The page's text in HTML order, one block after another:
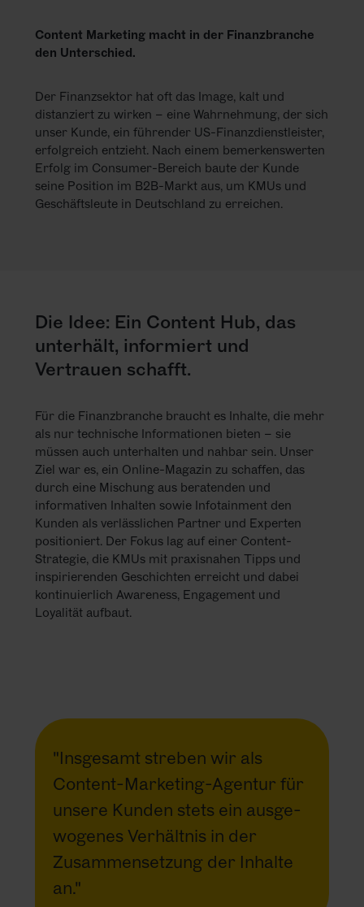
Content Marketing macht in der Finanzbranche
den Unterschied.
Der Finanzsektor hat oft das Image, kalt und
distanziert zu wirken – eine Wahrnehmung, der sich
unser Kunde, ein führender US-Finanzdienstleister,
erfolgreich entzieht. Nach einem bemerkenswerten
Erfolg im Consumer-Bereich baute der Kunde
seine Position im B2B-Markt aus, um KMUs und
Geschäftsleute in Deutschland zu erreichen.
Die Idee: Ein Content Hub, das
unterhält, informiert und
Vertrauen schafft.
Für die Finanzbranche braucht es Inhalte, die mehr
als nur technische Informationen bieten – sie
müssen auch unterhalten und nahbar sein. Unser
Ziel war es, ein Online-Magazin zu schaffen, das
durch eine Mischung aus beratenden und
informativen Inhalten sowie Infotainment den
Kunden als verlässlichen Partner und Experten
positioniert. Der Fokus lag auf einer Content-
Strategie, die KMUs mit praxisnahen Tipps und
inspirierenden Geschichten erreicht und dabei
kontinuierlich Awareness, Engagement und
Loyalität aufbaut.
"Insgesamt streben wir als
Content-Marketing-Agentur für
unsere Kunden stets ein aus­ge­
wogenes Verhältnis in der
Zusammen­setzung der Inhalte
an."